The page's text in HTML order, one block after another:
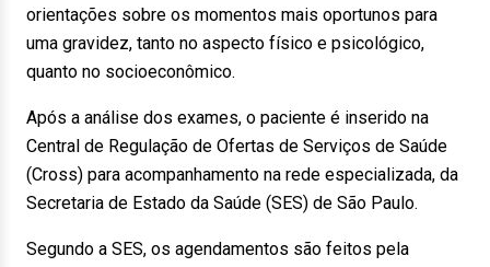
orientações sobre os momentos mais oportunos para
uma gravidez, tanto no aspecto físico e psicológico,
quanto no socioeconômico.
Após a análise dos exames, o paciente é inserido na
Central de Regulação de Ofertas de Serviços de Saúde
(Cross) para acompanhamento na rede especializada, da
Secretaria de Estado da Saúde (SES) de São Paulo.
Segundo a SES, os agendamentos são feitos pela